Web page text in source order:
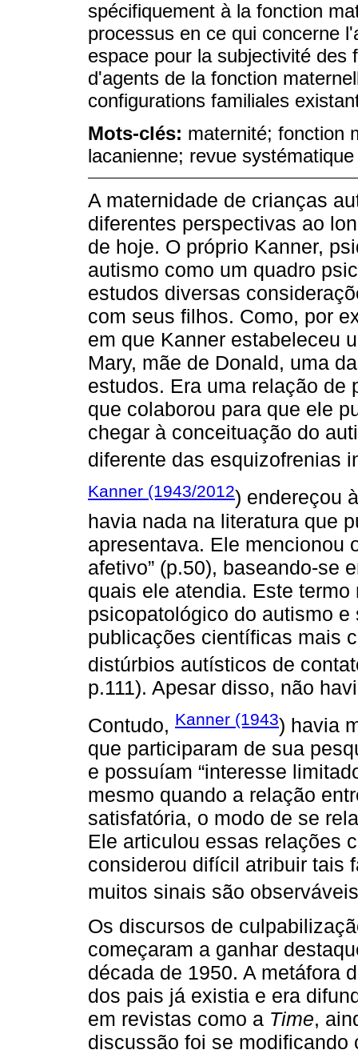
spécifiquement à la fonction
processus en ce qui concerne
espace pour la subjectivité des
d'agents de la fonction
configurations familiales
Mots-clés: maternité; fonction
lacanienne; revue systématique
A maternidade de crianças
diferentes perspectivas ao
de hoje. O próprio Kanner,
autismo como um quadro
estudos diversas
com seus filhos. Como, por
em que Kanner estabeleceu
Mary, mãe de Donald, uma
estudos. Era uma relação de
que colaborou para que ele
chegar à conceituação do
diferente das esquizofrenias
Kanner (1943/2012) endereçou
havia nada na literatura que
apresentava. Ele mencionou
afetivo” (p.50), baseando-se
quais ele atendia. Este
psicopatológico do autismo
publicações científicas mais
distúrbios autísticos de
p.111). Apesar disso, não
Contudo, Kanner (1943) havia
que participaram de sua
e possuíam “interesse
mesmo quando a relação
satisfatória, o modo de se
Ele articulou essas relações
considerou difícil atribuir tais
muitos sinais são
Os discursos de
começaram a ganhar
década de 1950. A metáfora
dos pais já existia e era
em revistas como a Time,
discussão foi se modificando